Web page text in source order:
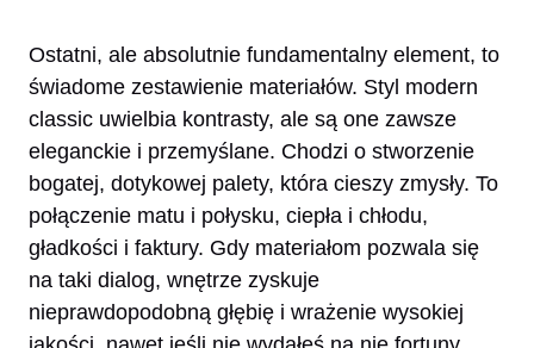
Ostatni, ale absolutnie fundamentalny element, to
świadome zestawienie materiałów. Styl modern
classic uwielbia kontrasty, ale są one zawsze
eleganckie i przemyślane. Chodzi o stworzenie
bogatej, dotykowej palety, która cieszy zmysły. To
połączenie matu i połysku, ciepła i chłodu,
gładkości i faktury. Gdy materiałom pozwala się
na taki dialog, wnętrze zyskuje
nieprawdopodobną głębię i wrażenie wysokiej